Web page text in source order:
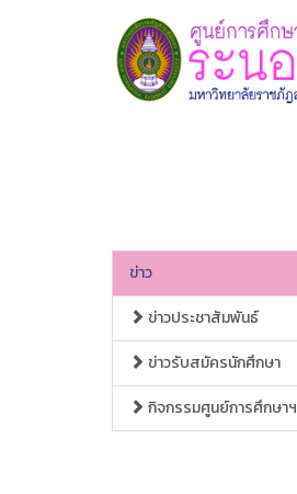
ข่าว
ข่าวประชาสัมพันธ์
ข่าวรับสมัครนักศึกษา
กิจกรรมศูนย์การศึกษาฯ